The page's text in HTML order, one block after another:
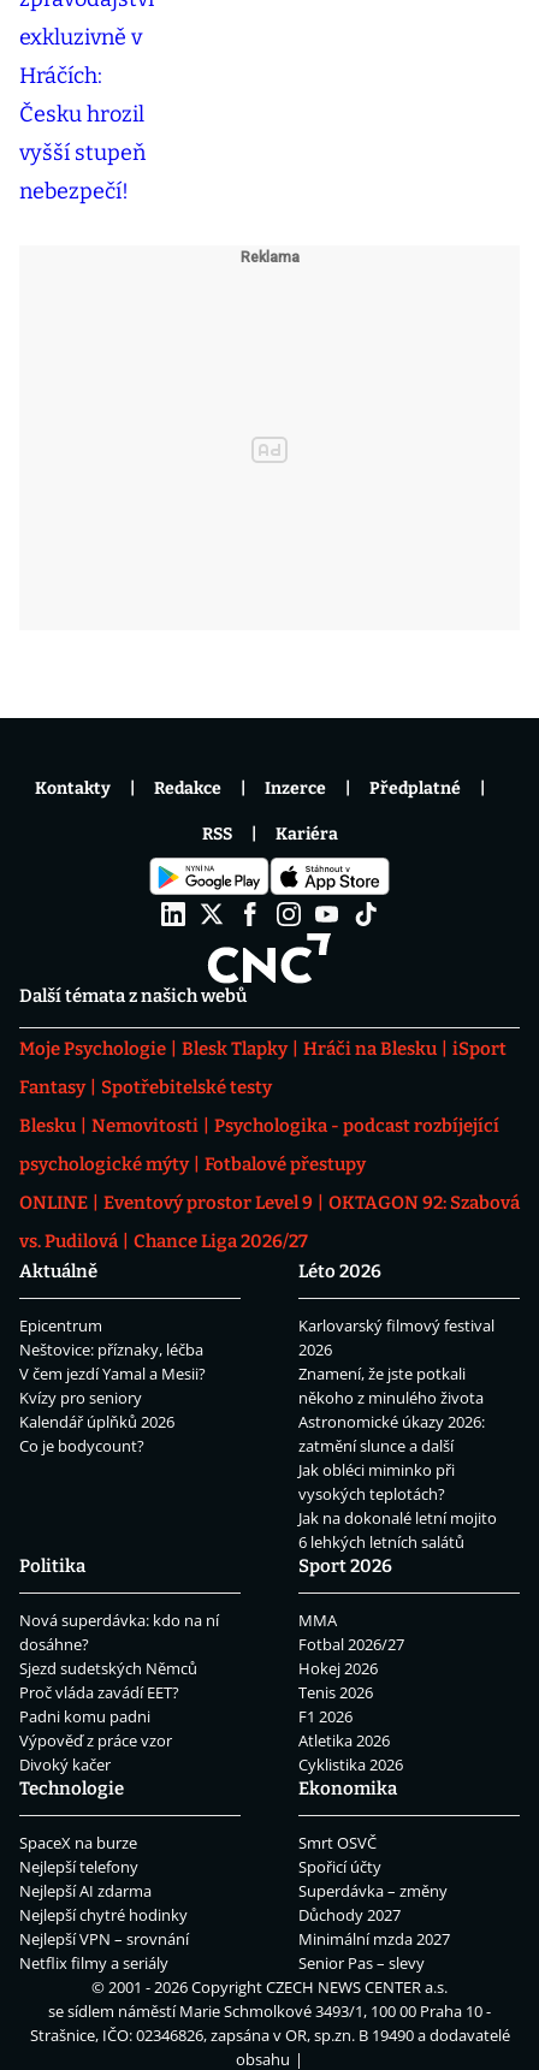
Další témata z našich webů
Moje Psychologie Blesk Tlapky Hráči na Blesku
iSport
Fantasy
Spotřebitelské testy
Blesku
Nemovitosti
Psychologika - podcast rozbíjející
psychologické mýty
Fotbalové přestupy
ONLINE
Eventový prostor Level 9
OKTAGON 92: Szabová
vs. Pudilová
Chance Liga 2026/27
Aktuálně
Epicentrum
Neštovice: příznaky, léčba
V čem jezdí Yamal a Mesii?
Kvízy pro seniory
Kalendář úplňků 2026
Co je bodycount?
Léto 2026
Karlovarský filmový festival
2026
Znamení, že jste potkali
někoho z minulého života
Astronomické úkazy 2026:
zatmění slunce a další
Jak obléci miminko při
vysokých teplotách?
Jak na dokonalé letní mojito
6 lehkých letních salátů
Politika
Nová superdávka: kdo na ní
dosáhne?
Sjezd sudetských Němců
Proč vláda zavádí EET?
Padni komu padni
Výpověď z práce vzor
Divoký kačer
Sport 2026
MMA
Fotbal 2026/27
Hokej 2026
Tenis 2026
F1 2026
Atletika 2026
Cyklistika 2026
Technologie
SpaceX na burze
Nejlepší telefony
Nejlepší AI zdarma
Nejlepší chytré hodinky
Nejlepší VPN – srovnání
Netflix filmy a seriály
Ekonomika
Smrt OSVČ
Spořicí účty
Superdávka – změny
Důchody 2027
Minimální mzda 2027
Senior Pas – slevy
Kontakty Redakce Inzerce Předplatné
RSS Kariéra
© 2001 - 2026 CopyrightCZECH NEWS CENTER a.s.
se sídlem náměstí Marie Schmolkové 3493/1, 100 00 Praha 10 -
Strašnice, IČO: 02346826, zapsána v OR, sp.zn. B 19490 a dodavatelé
obsahu